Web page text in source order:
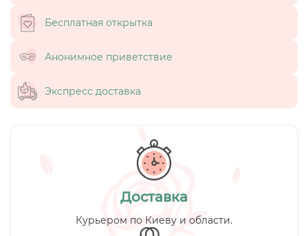
Бесплатная открытка
Анонимное приветствие
Экспресс доставка
Доставка
Курьером по Киеву и области.